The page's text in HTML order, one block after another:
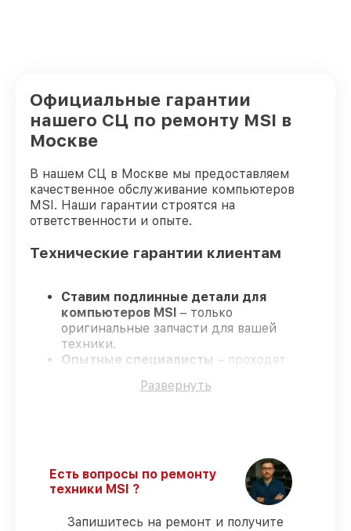
Официальные гарантии
нашего СЦ по ремонту MSI в
Москве
В нашем СЦ в Москве мы предоставляем
качественное обслуживание компьютеров
MSI. Наши гарантии строятся на
ответственности и опыте.
Технические гарантии клиентам
Ставим подлинные детали для
компьютеров MSI – только
оригинальные запчасти для вашей
техники.
Опытные специалисты – проходят
гарантированно долговечный результат.
услуги и детали для компьютеров MSI
предоставляется официальное
Развернуть
Есть вопросы по ремонту
техники MSI ?
Запишитесь на ремонт и получите